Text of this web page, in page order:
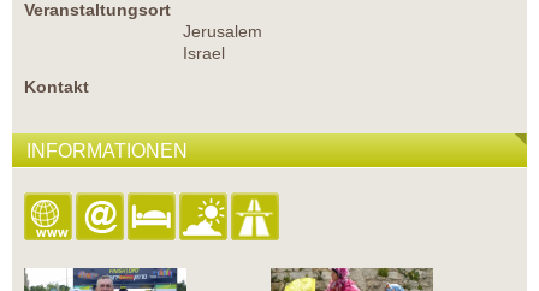
Veranstaltungsort
Jerusalem
Israel
Kontakt
INFORMATIONEN